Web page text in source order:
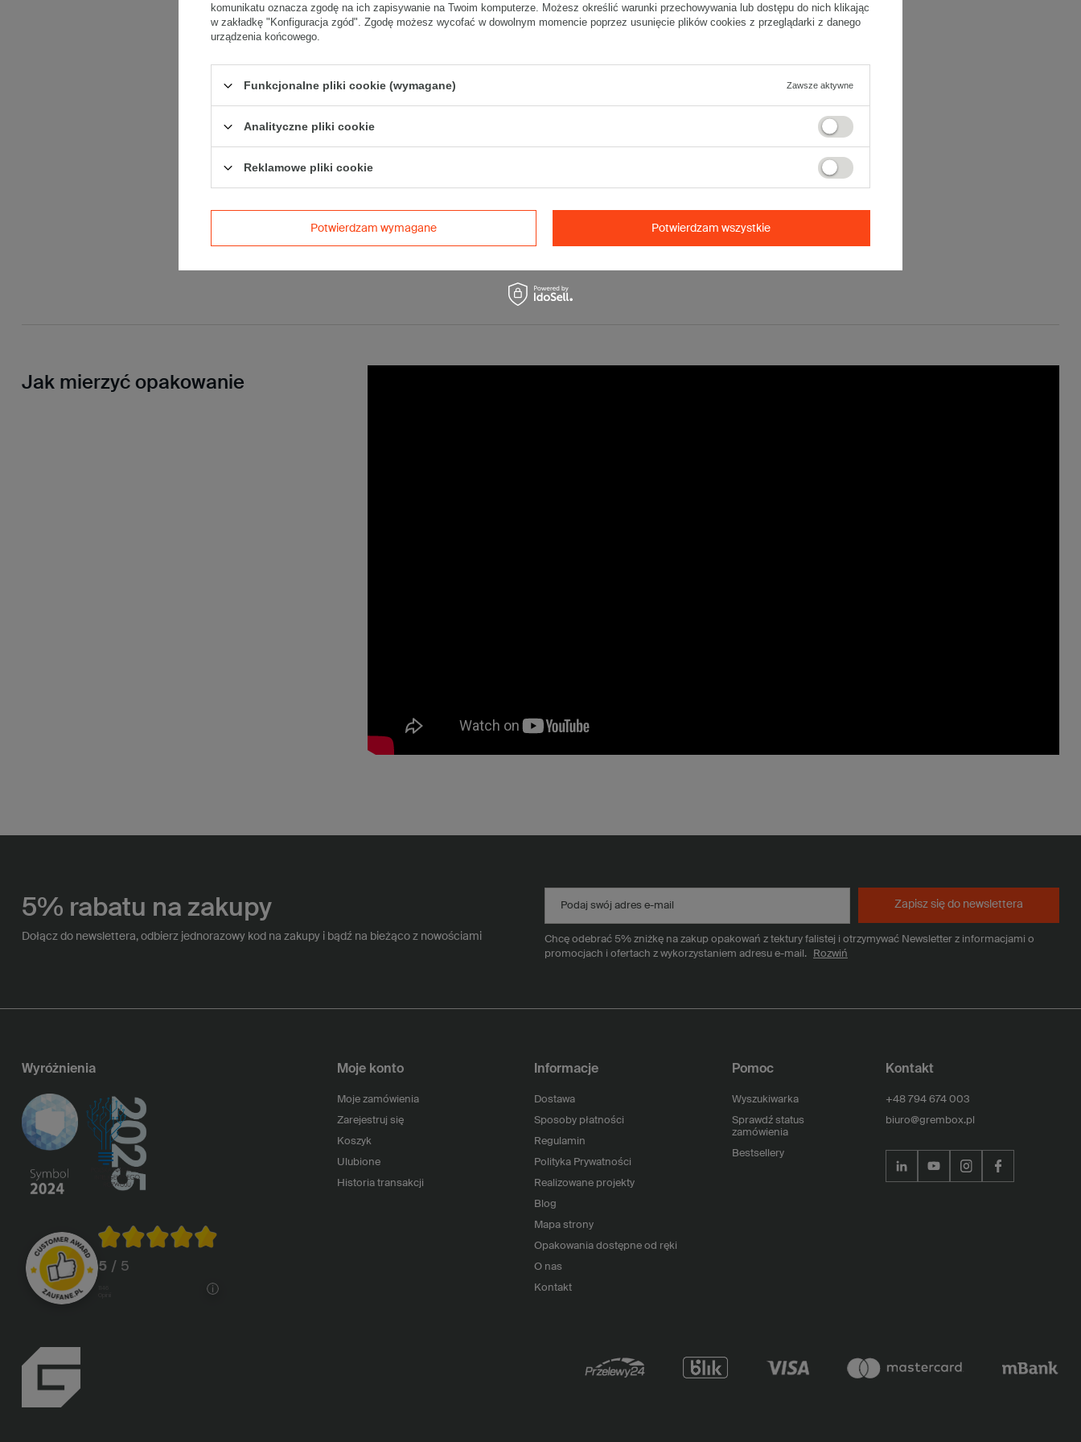
Materiał:
• tektura falista:
3-warstwowa
• gramatura:410 g/m2
• kolor:Biały
• typ fefco:F0201
Maksymalna waga paczki -31,5kg
Jak mierzyć opakowanie
5% rabatu na zakupy
Dołącz do newslettera, odbierz jednorazowy kod na zakupy i bądź na bieżąco z nowościami
Podaj swój adres e-mail
Chcę odebrać 5% zniżkę na zakup opakowań z tektury falistej i otrzymywać Newsletter z informacjami o
promocjach i ofertach z wykorzystaniem adresu e-mail.
Rozwiń
Zapisz się do newslettera
Wyróżnienia
5 / 5
Moje konto
Moje zamówienia
Zarejestruj się
Koszyk
Ulubione
Historia transakcji
Informacje
Dostawa
Sposoby płatności
Regulamin
Polityka Prywatności
Realizowane projekty
Blog
Mapa strony
Opakowania dostępne od ręki
O nas
Kontakt
Pomoc
Wyszukiwarka
Sprawdź status
zamówienia
Bestsellery
Kontakt
+48 794 674 003
biuro@grembox.pl
komunikatu oznacza zgodę na ich zapisywanie na Twoim komputerze. Możesz określić warunki przechowywania lub dostępu do nich klikając
w zakładkę "Konfiguracja zgód". Zgodę możesz wycofać w dowolnym momencie poprzez usunięcie plików cookies z przeglądarki z danego
urządzenia końcowego.
Funkcjonalne pliki cookie (wymagane) Zawsze aktywne
Analityczne pliki cookie
Reklamowe pliki cookie
Potwierdzam wymagane Potwierdzam wszystkie